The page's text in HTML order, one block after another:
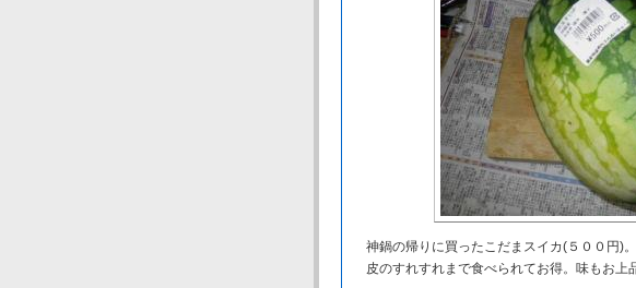
神鍋の帰りに買ったこだまスイカ(５００円)。
皮のすれすれまで食べられてお得。味もお上